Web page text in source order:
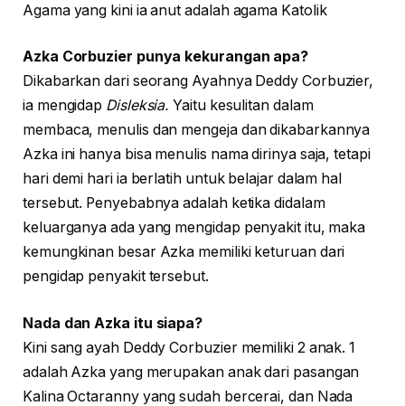
Agama yang kini ia anut adalah agama Katolik
Azka Corbuzier punya kekurangan apa?
Dikabarkan dari seorang Ayahnya Deddy Corbuzier,
ia mengidap Disleksia.Yaitu kesulitan dalam
membaca, menulis dan mengeja dan dikabarkannya
Azka ini hanya bisa menulis nama dirinya saja, tetapi
hari demi hari ia berlatih untuk belajar dalam hal
tersebut. Penyebabnya adalah ketika didalam
keluarganya ada yang mengidap penyakit itu, maka
kemungkinan besar Azka memiliki keturuan dari
pengidap penyakit tersebut.
Nada dan Azka itu siapa?
Kini sang ayah Deddy Corbuzier memiliki 2 anak. 1
adalah Azka yang merupakan anak dari pasangan
Kalina Octaranny yang sudah bercerai, dan Nada